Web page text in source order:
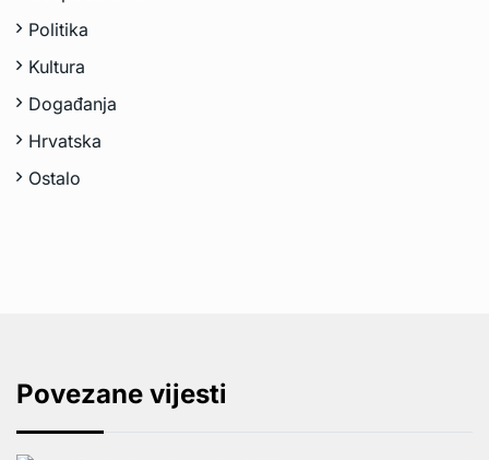
Politika
Kultura
Događanja
Hrvatska
Ostalo
Povezane vijesti